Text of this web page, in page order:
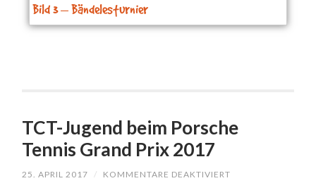
Bild 3 – Bändelesturnier
TCT-Jugend beim Porsche
Tennis Grand Prix 2017
25. APRIL 2017 / KOMMENTARE DEAKTIVIERT